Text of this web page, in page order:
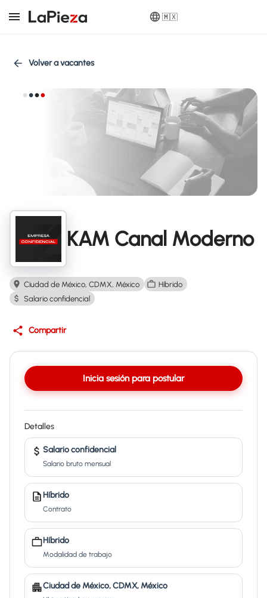
🇲🇽
Volver a vacantes
KAM Canal Moderno
Ciudad de México, CDMX, México
Híbrido
Salario confidencial
Compartir
Inicia sesión para postular
Detalles
Salario confidencial
Salario bruto mensual
Híbrido
Contrato
Híbrido
Modalidad de trabajo
Ciudad de México, CDMX, México